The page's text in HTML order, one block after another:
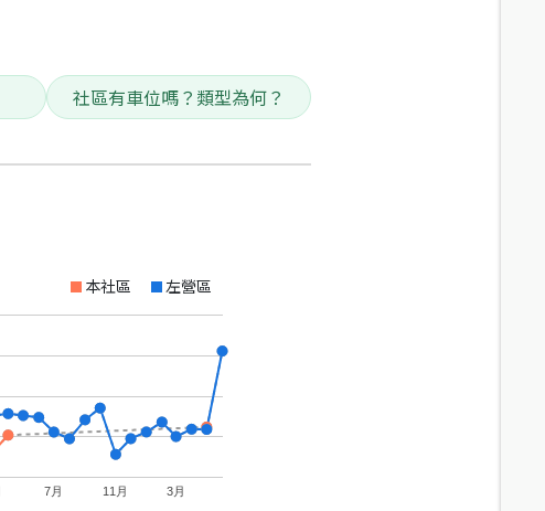
社區有車位嗎？類型為何？
本社區 左營區
7月 11月 3月